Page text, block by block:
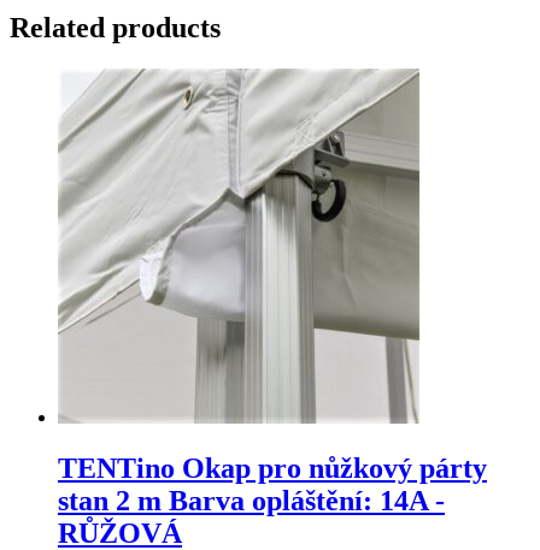
Related products
TENTino Okap pro nůžkový párty
stan 2 m Barva opláštění: 14A -
RŮŽOVÁ